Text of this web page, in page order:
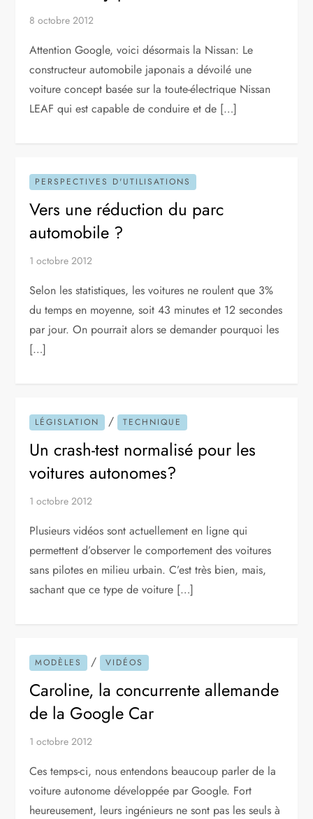
8 octobre 2012
Attention Google, voici désormais la Nissan: Le
constructeur automobile japonais a dévoilé une
voiture concept basée sur la toute-électrique Nissan
LEAF qui est capable de conduire et de […]
PERSPECTIVES D'UTILISATIONS
Vers une réduction du parc
automobile ?
1 octobre 2012
Selon les statistiques, les voitures ne roulent que 3%
du temps en moyenne, soit 43 minutes et 12 secondes
par jour. On pourrait alors se demander pourquoi les
[…]
LÉGISLATION / TECHNIQUE
Un crash-test normalisé pour les
voitures autonomes?
1 octobre 2012
Plusieurs vidéos sont actuellement en ligne qui
permettent d’observer le comportement des voitures
sans pilotes en milieu urbain. C’est très bien, mais,
sachant que ce type de voiture […]
MODÈLES / VIDÉOS
Caroline, la concurrente allemande
de la Google Car
1 octobre 2012
Ces temps-ci, nous entendons beaucoup parler de la
voiture autonome développée par Google. Fort
heureusement, leurs ingénieurs ne sont pas les seuls à